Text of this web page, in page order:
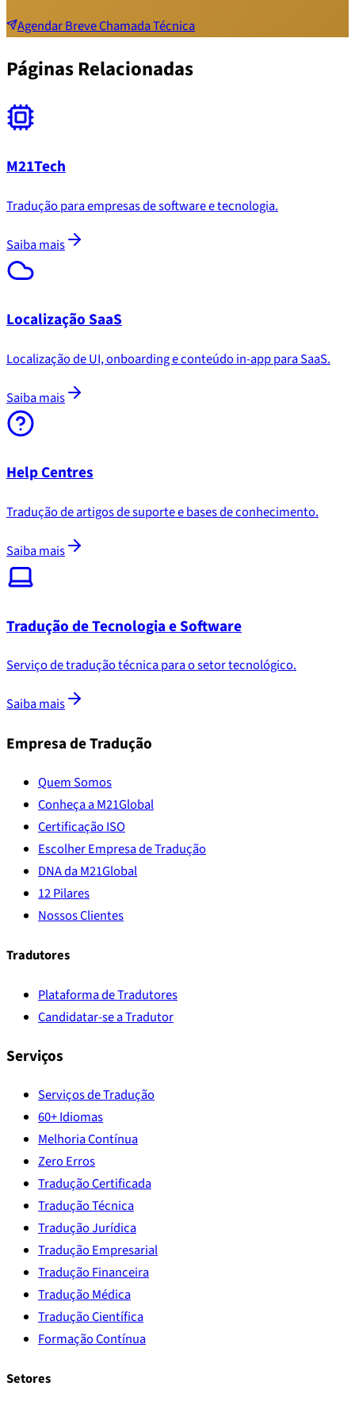
Agendar Breve Chamada Técnica
Páginas Relacionadas
M21Tech
Tradução para empresas de software e tecnologia.
Saiba mais
Localização SaaS
Localização de UI, onboarding e conteúdo in-app para SaaS.
Saiba mais
Help Centres
Tradução de artigos de suporte e bases de conhecimento.
Saiba mais
Tradução de Tecnologia e Software
Serviço de tradução técnica para o setor tecnológico.
Saiba mais
Empresa de Tradução
Quem Somos
Conheça a M21Global
Certificação ISO
Escolher Empresa de Tradução
DNA da M21Global
12 Pilares
Nossos Clientes
Tradutores
Plataforma de Tradutores
Candidatar-se a Tradutor
Serviços
Serviços de Tradução
60+ Idiomas
Melhoria Contínua
Zero Erros
Tradução Certificada
Tradução Técnica
Tradução Jurídica
Tradução Empresarial
Tradução Financeira
Tradução Médica
Tradução Científica
Formação Contínua
Setores